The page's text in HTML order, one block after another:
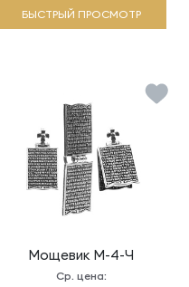
БЫСТРЫЙ ПРОСМОТР
Мощевик М-4-Ч
Ср. цена: